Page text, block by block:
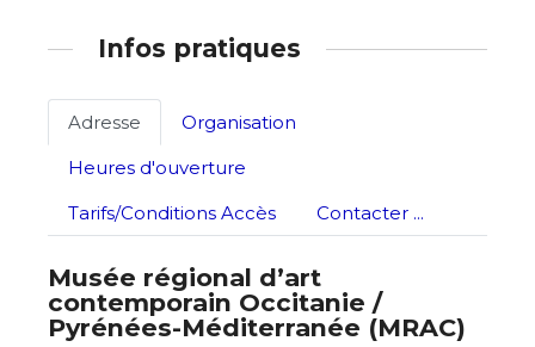
Infos pratiques
Adresse
Organisation
Heures d'ouverture
Tarifs/Conditions Accès
Contacter ...
Musée régional d’art
contemporain Occitanie /
Pyrénées-Méditerranée (MRAC)